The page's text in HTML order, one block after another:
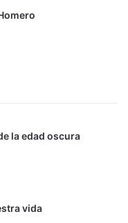
la edad oscura
vida